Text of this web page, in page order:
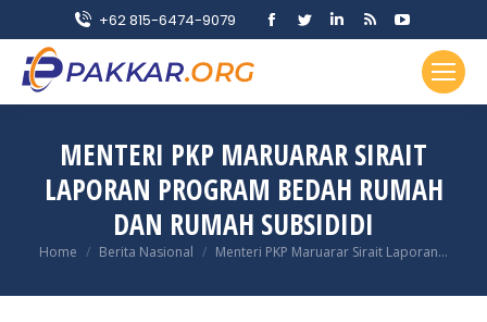
+62 815-6474-9079
Facebook
in
window
Twitter
in
window
Linkedin
in
window
Rss
opens
in
window
YouTube
page
opens
in
window
MENTERI PKP MARUARAR SIRAIT
LAPORAN PROGRAM BEDAH RUMAH
DAN RUMAH SUBSIDIDI
You are here:
Home Berita Nasional Menteri PKP Maruarar Sirait Laporan…